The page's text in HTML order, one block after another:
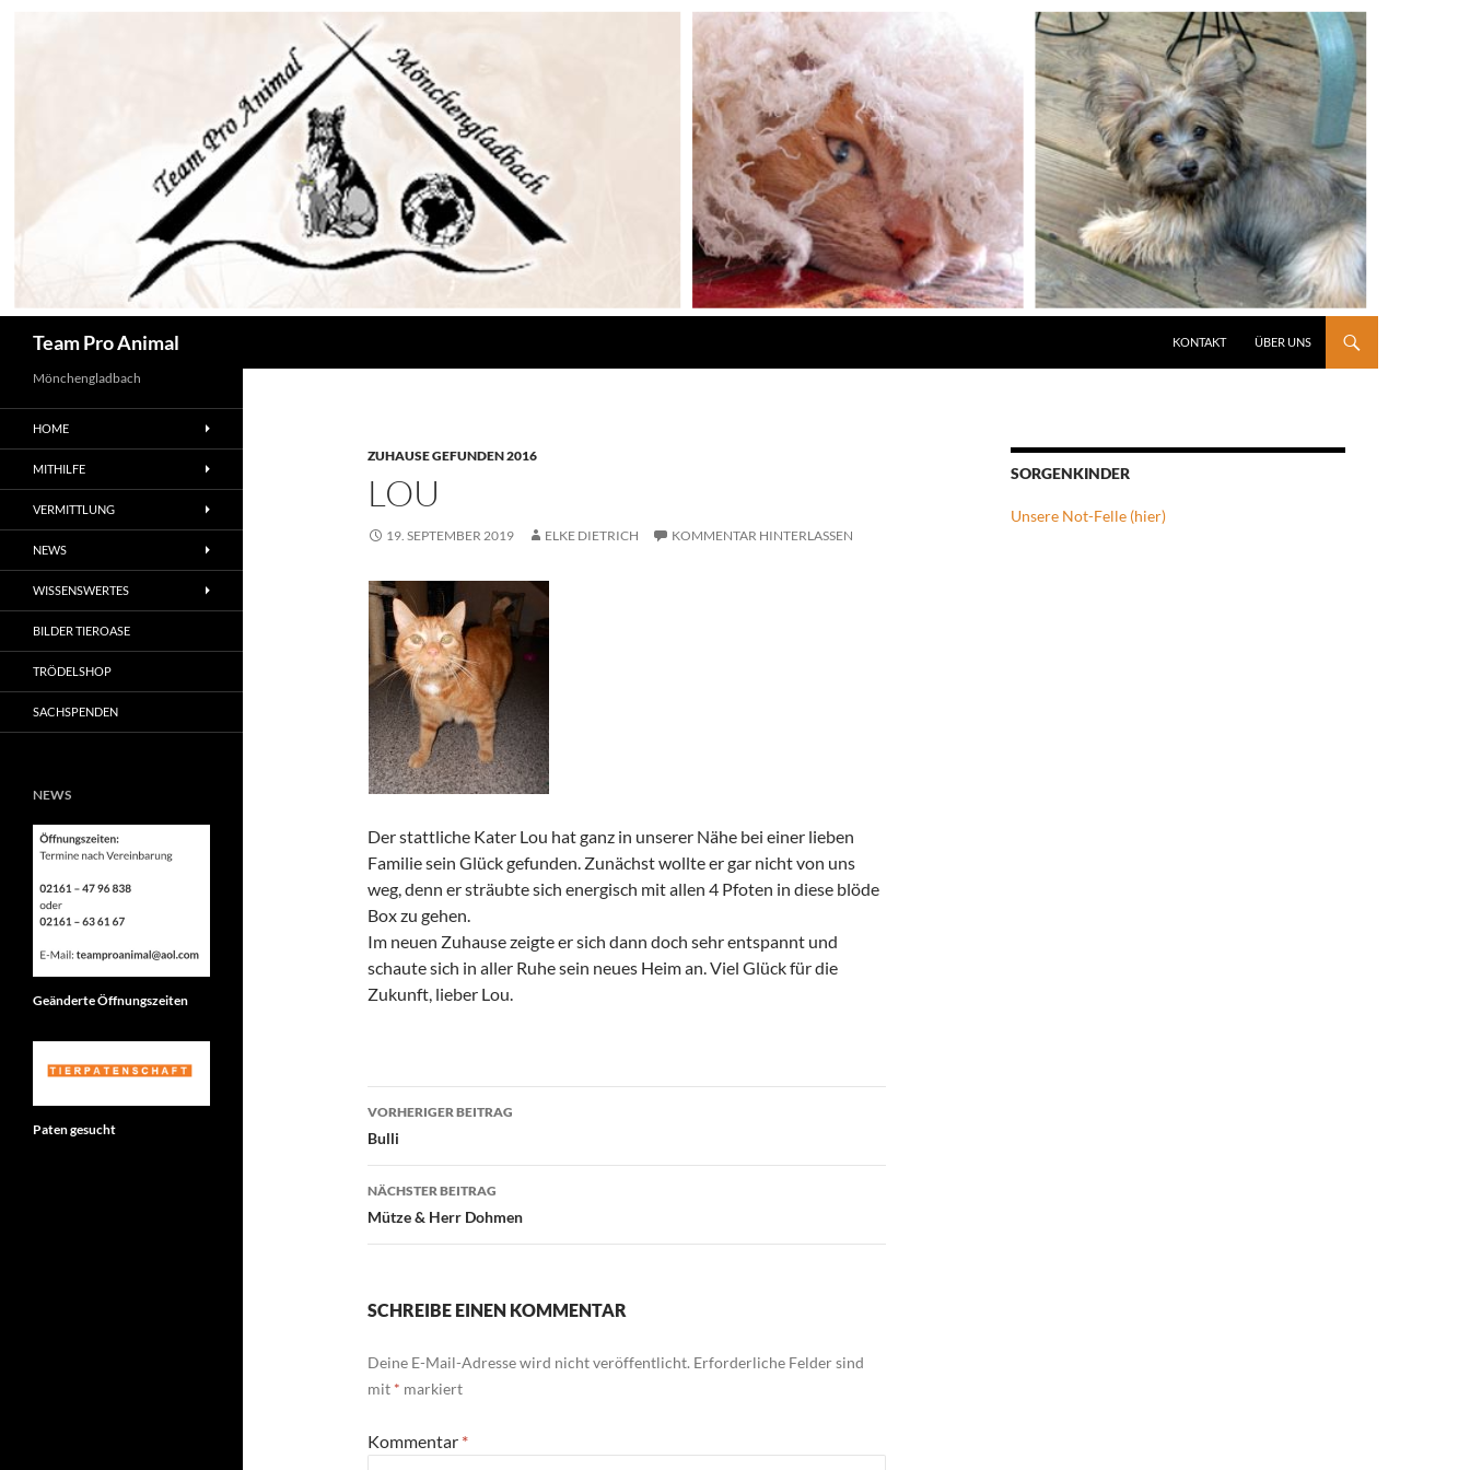
Team Pro Animal KONTAKT ÜBER UNS
ZUHAUSE GEFUNDEN 2016
LOU
19. SEPTEMBER 2019 ELKE DIETRICH KOMMENTAR HINTERLASSEN
Der stattliche Kater Lou hat ganz in unserer Nähe bei einer lieben
Familie sein Glück gefunden. Zunächst wollte er gar nicht von uns
weg, denn er sträubte sich energisch mit allen 4 Pfoten in diese blöde
Box zu gehen.
Im neuen Zuhause zeigte er sich dann doch sehr entspannt und
schaute sich in aller Ruhe sein neues Heim an. Viel Glück für die
Zukunft, lieber Lou.
Beitragsnavigation
VORHERIGER BEITRAG
Bulli
NÄCHSTER BEITRAG
Mütze & Herr Dohmen
SCHREIBE EINEN KOMMENTAR
Deine E-Mail-Adresse wird nicht veröffentlicht. Erforderliche Felder sind
mit * markiert
Kommentar *
SORGENKINDER
Unsere Not-Felle (hier)
Mönchengladbach
HOME
MITHILFE
VERMITTLUNG
NEWS
WISSENSWERTES
BILDER TIEROASE
TRÖDELSHOP
SACHSPENDEN
NEWS
Geänderte Öffnungszeiten
Paten gesucht